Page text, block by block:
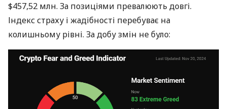
$457,52 млн. За позиціями превалюють довгі.
Індекс страху і жадібності перебуває на
колишньому рівні. За добу змін не було: